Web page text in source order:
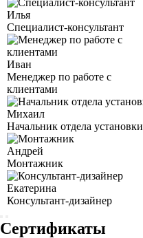
Илья
Специалист-консультант
Иван
Менеджер по работе с
клиентами
Михаил
Начальник отдела установки
Андрей
Монтажник
Екатерина
Консультант-дизайнер
Сертификаты